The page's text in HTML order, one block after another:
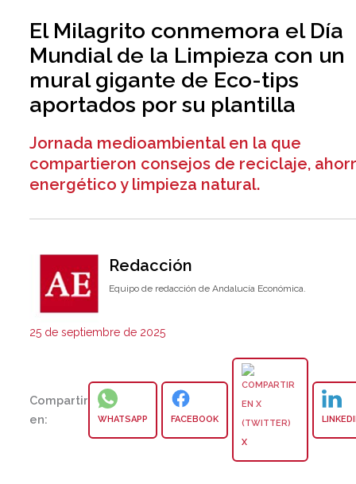
El Milagrito conmemora el Día
Mundial de la Limpieza con un
mural gigante de Eco-tips
aportados por su plantilla
Jornada medioambiental en la que
compartieron consejos de reciclaje,
energético y limpieza natural.
Redacción
Equipo de redacción de Andalucía Económica.
25 de septiembre de 2025
Compartir
en:
WHATSAPP FACEBOOK
X